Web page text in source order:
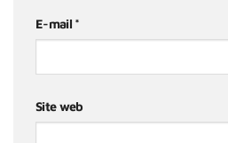
E-mail *
Site web